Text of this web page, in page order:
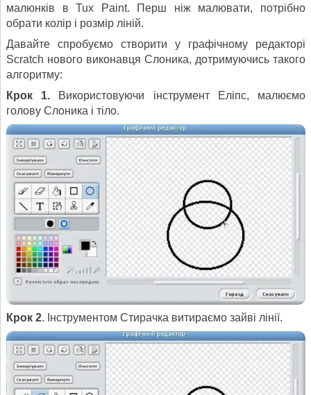
малюнків в Tux Paint. Перш ніж малювати, потрібно
обрати колір і розмір ліній.
Давайте спробуємо створити у графічному редакторі
Scratch нового виконавця Слоника, дотримуючись такого
алгоритму:
Крок 1. Використовуючи інструмент Еліпс, малюємо
голову Слоника і тіло.
Крок 2. Інструментом Стирачка витираємо зайві лінії.